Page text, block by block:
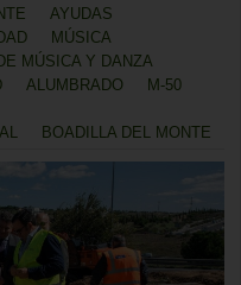
AYUDAS
MÚSICA
MÚSICA Y DANZA
ALUMBRADO
M-50
BOADILLA DEL MONTE